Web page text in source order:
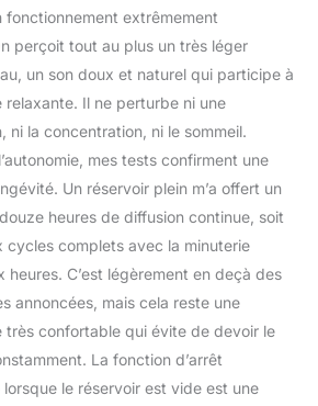
fonctionnement extrêmement
perçoit tout au plus un très léger
un son doux et naturel qui participe à
relaxante. Il ne perturbe ni une
ni la concentration, ni le sommeil.
mes tests confirment une
Un réservoir plein m’a offert un
heures de diffusion continue, soit
cycles complets avec la minuterie
heures. C’est légèrement en deçà des
annoncées, mais cela reste une
très confortable qui évite de devoir le
La fonction d’arrêt
le réservoir est vide est une